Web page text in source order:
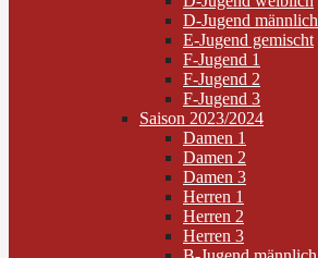
D-Jugend männlich
E-Jugend gemischt
F-Jugend 1
F-Jugend 2
F-Jugend 3
Saison 2023/2024
Damen 1
Damen 2
Damen 3
Herren 1
Herren 2
Herren 3